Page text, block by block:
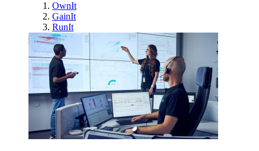
OwnIt
GainIt
RunIt